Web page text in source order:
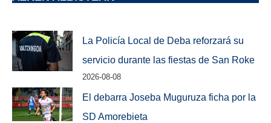
La Policía Local de Deba reforzará su
servicio durante las fiestas de San Roke
2026-08-08
El debarra Joseba Muguruza ficha por la
SD Amorebieta